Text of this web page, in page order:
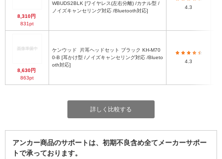
8,310円
831pt
WBUDS2BLK [ワイヤレス(左右分離) /カナル型 /
ノイズキャンセリング対応 /Bluetooth対応]
4.3
8,630円
863pt
ケンウッド
0-B [耳かけ型 /ノイズキャンセリング対応 /Blueto
oth対応]
4.3
詳しく比較する
アンカー商品のサポートは、初期不良含め全てメーカーサポー
トで承っております。